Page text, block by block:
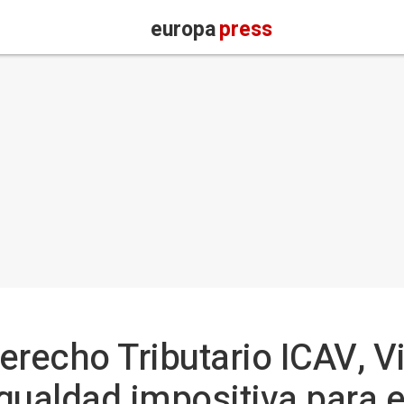
europapress
Tributario ICAV,